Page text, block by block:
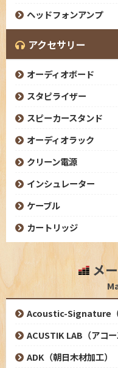
ヘッドフォンアンプ
アクセサリー
オーディオボード
スタピライザー
スピーカースタンド
オーディオラック
クリーン電源
インシュレーター
ケーブル
カートリッジ
メ
Acoustic-Signature（
ACUSTIK LAB（アコー
ADK（朝日木材加工）